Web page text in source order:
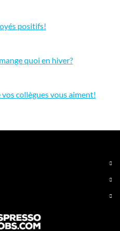
positifs!
quoi en hiver?
collègues vous aiment!